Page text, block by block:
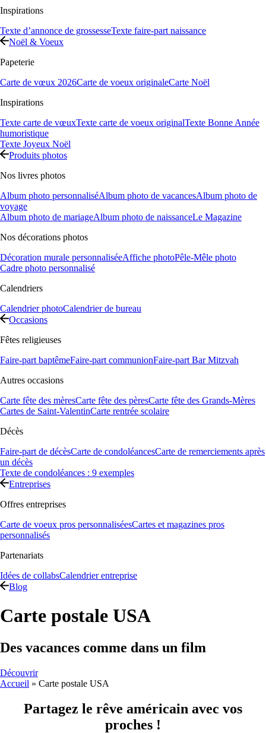
Inspirations
Texte d’annonce de grossesseTexte faire-part naissance
Noël & Voeux
Papeterie
Carte de vœux 2026Carte de voeux originaleCarte Noël
Inspirations
Texte carte de vœuxTexte carte de voeux originalTexte Bonne Année
humoristique
Texte Joyeux Noël
Produits photos
Nos livres photos
Album photo personnaliséAlbum photo de vacancesAlbum photo de
voyage
Album photo de mariageAlbum photo de naissanceLe Magazine
Nos décorations photos
Décoration murale personnaliséeAffiche photoPêle-Mêle photo
Cadre photo personnalisé
Calendriers
Calendrier photoCalendrier de bureau
Occasions
Fêtes religieuses
Faire-part baptêmeFaire-part communionFaire-part Bar Mitzvah
Autres occasions
Carte fête des mèresCarte fête des pèresCarte fête des Grands-Mères
Cartes de Saint-ValentinCarte rentrée scolaire
Décès
Faire-part de décèsCarte de condoléancesCarte de remerciements après
un décès
Texte de condoléances : 9 exemples
Entreprises
Offres entreprises
Carte de voeux pros personnaliséesCartes et magazines pros
personnalisés
Partenariats
Idées de collabsCalendrier entreprise
Blog
Carte postale USA
Des vacances comme dans un film
Découvrir
Accueil » Carte postale USA
Partagez le rêve américain avec vos
proches !